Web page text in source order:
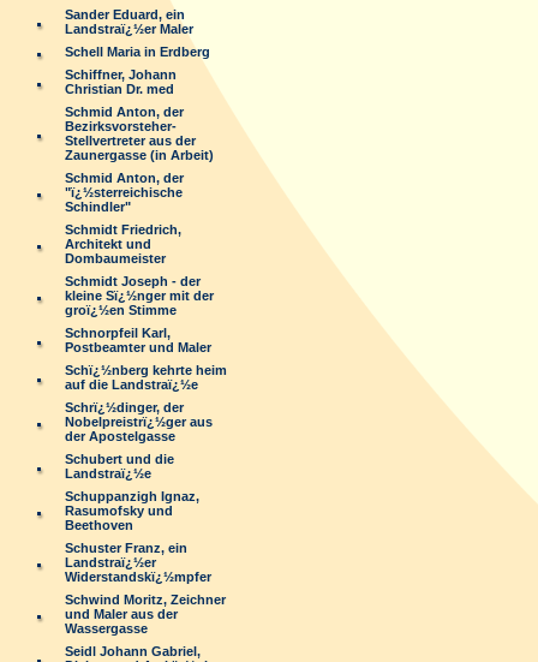
Sander Eduard, ein
Landstraï¿½er Maler
Schell Maria in Erdberg
Schiffner, Johann
Christian Dr. med
Schmid Anton, der
Bezirksvorsteher-
Stellvertreter aus der
Zaunergasse (in Arbeit)
Schmid Anton, der
"ï¿½sterreichische
Schindler"
Schmidt Friedrich,
Architekt und
Dombaumeister
Schmidt Joseph - der
kleine Sï¿½nger mit der
groï¿½en Stimme
Schnorpfeil Karl,
Postbeamter und Maler
Schï¿½nberg kehrte heim
auf die Landstraï¿½e
Schrï¿½dinger, der
Nobelpreistrï¿½ger aus
der Apostelgasse
Schubert und die
Landstraï¿½e
Schuppanzigh Ignaz,
Rasumofsky und
Beethoven
Schuster Franz, ein
Landstraï¿½er
Widerstandskï¿½mpfer
Schwind Moritz, Zeichner
und Maler aus der
Wassergasse
Seidl Johann Gabriel,